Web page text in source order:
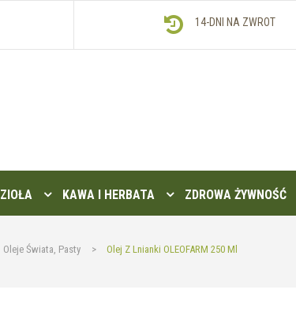
14-DNI NA ZWROT
ZIOŁA KAWA I HERBATA ZDROWA ŻYWNOŚĆ
Oleje Świata, Pasty > Olej Z Lnianki OLEOFARM 250 Ml